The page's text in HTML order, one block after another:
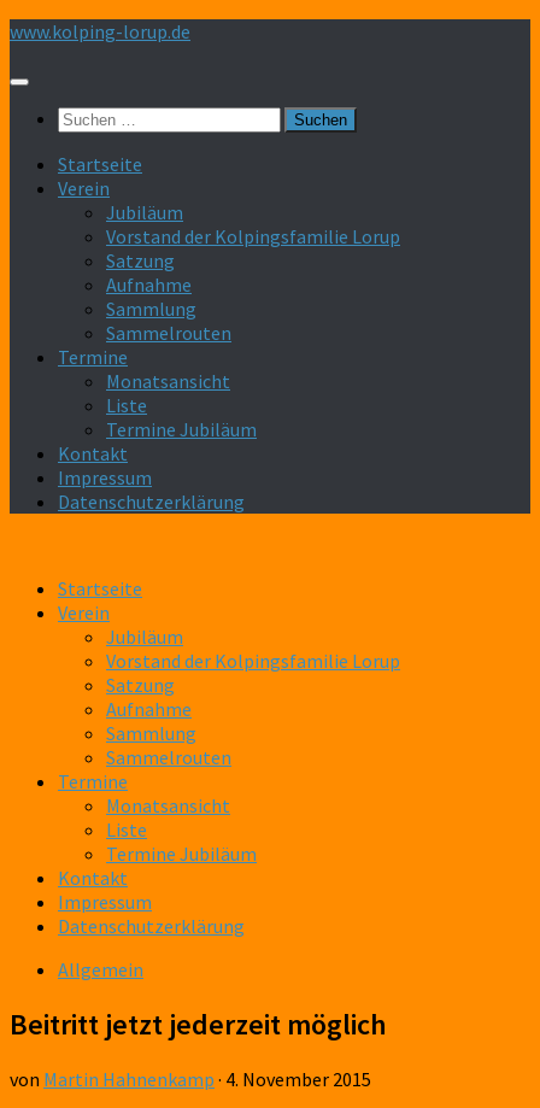
Zum
springen
www.kolping-lorup.de
Suchen
Startseite
Verein
Jubiläum
Vorstand der Kolpingsfamilie Lorup
Satzung
Aufnahme
Sammlung
Sammelrouten
Termine
Monatsansicht
Liste
Termine Jubiläum
Kontakt
Impressum
Datenschutzerklärung
Startseite
Verein
Jubiläum
Vorstand der Kolpingsfamilie Lorup
Satzung
Aufnahme
Sammlung
Sammelrouten
Termine
Monatsansicht
Liste
Termine Jubiläum
Kontakt
Impressum
Datenschutzerklärung
Allgemein
Beitritt jetzt jederzeit möglich
von Martin Hahnenkamp · 4. November 2015